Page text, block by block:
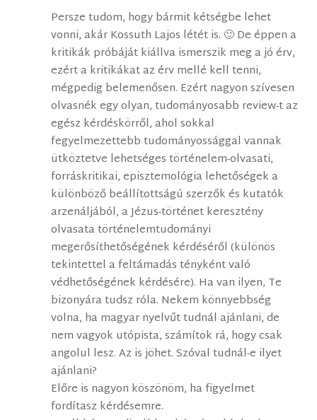
Persze tudom, hogy bármit kétségbe lehet
vonni, akár Kossuth Lajos létét is. 🙂 De éppen a
kritikák próbáját kiállva ismerszik meg a jó érv,
ezért a kritikákat az érv mellé kell tenni,
mégpedig belemenősen. Ezért nagyon szívesen
olvasnék egy olyan, tudományosabb review-t az
egész kérdéskörről, ahol sokkal
fegyelmezettebb tudományossággal vannak
ütköztetve lehetséges történelem-olvasati,
forráskritikai, episztemológia lehetőségek a
különböző beállítottságú szerzők és kutatók
arzenáljából, a Jézus-történet keresztény
olvasata történelemtudományi
megerősíthetőségének kérdéséről (különös
tekintettel a feltámadás tényként való
védhetőségének kérdésére). Ha van ilyen, Te
bizonyára tudsz róla. Nekem könnyebbség
volna, ha magyar nyelvűt tudnál ajánlani, de
nem vagyok utópista, számítok rá, hogy csak
angolul lesz. Az is jöhet. Szóval tudnál-e ilyet
ajánlani?
Előre is nagyon köszönöm, ha figyelmet
fordítasz kérdésemre.